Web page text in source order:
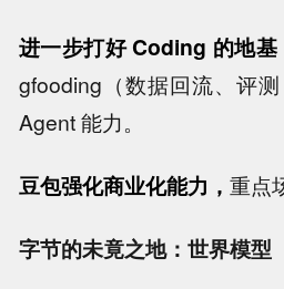
进一步打好 Coding 的地基
gfooding（数据回流、评
Agent 能力。
豆包强化商业化能力，重点
字节的未竟之地：世界模型